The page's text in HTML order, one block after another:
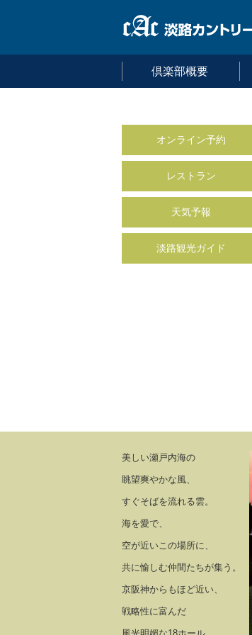
倶楽部概要
オンライン予約
レストラン
天気予報
淡路観光ガイド
美しい瀬戸内海の
眺望爽やかな風、
すぐそばを流れる雲。
海を愛で、
空が近いこの場所に、
共に愉しむ仲間たちが集う。
京阪神からもほど近い、
戦略性に富んだ